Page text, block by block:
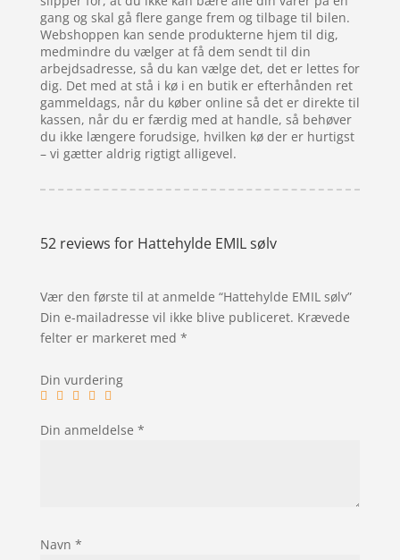
gang og skal gå flere gange frem og tilbage til bilen.
Webshoppen kan sende produkterne hjem til dig,
medmindre du vælger at få dem sendt til din
arbejdsadresse, så du kan vælge det, det er lettes for
dig. Det med at stå i kø i en butik er efterhånden ret
gammeldags, når du køber online så det er direkte til
kassen, når du er færdig med at handle, så behøver
du ikke længere forudsige, hvilken kø der er hurtigst
– vi gætter aldrig rigtigt alligevel.
52 reviews for Hattehylde EMIL sølv
Vær den første til at anmelde “Hattehylde EMIL sølv”
Din e-mailadresse vil ikke blive publiceret. Krævede
felter er markeret med *
Din vurdering
Din anmeldelse *
Navn *